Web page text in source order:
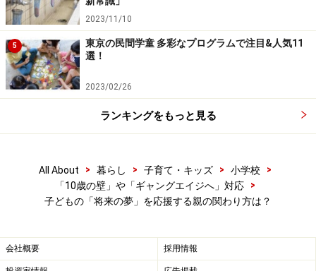
子どもが夢について考える時の大事にしたいこと
はじめにも書いたように学校では卒業文集や1/2成人式
でのスピーチなど、節目節目で子どもが将来の夢などを
考え、発表する機会があります。子どもが夢などを考え
る際は「未来志向」で考えていくことが良いでしょう。
んなもの無理ではないの？」というようなことを言って
しまいがちです。しかし可能な限りそういった「ネガテ
大人の発言によって、子どもは自分の夢を諦めてしまう
可能性があります。何か辛いこと、大変なことに直面し
2023/11/10
5
東京の民間学童 多彩なプログラムで注目&人気11
選！
2023/02/26
ランキングをもっと見る
All About > 暮らし > 子育て・キッズ > 小学校
>
「10歳の壁」や「ギャングエイジへ」対応
>
子どもの「将来の夢」を応援する親の関わり方は？
会社概要 採用情報